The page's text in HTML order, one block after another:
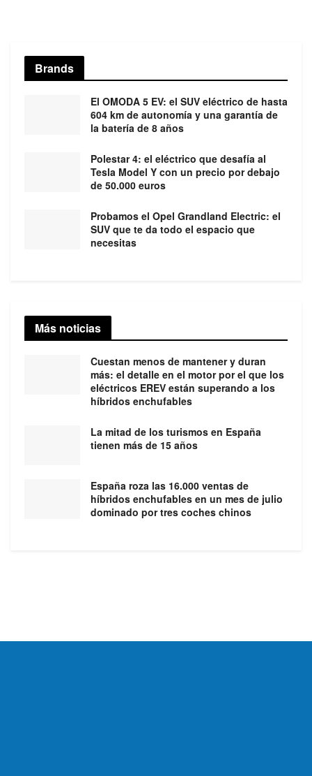
Brands
El OMODA 5 EV: el SUV eléctrico de hasta
604 km de autonomía y una garantía de
la batería de 8 años
Polestar 4: el eléctrico que desafía al
Tesla Model Y con un precio por debajo
de 50.000 euros
Probamos el Opel Grandland Electric: el
SUV que te da todo el espacio que
necesitas
Más noticias
Cuestan menos de mantener y duran
más: el detalle en el motor por el que los
eléctricos EREV están superando a los
híbridos enchufables
La mitad de los turismos en España
tienen más de 15 años
España roza las 16.000 ventas de
híbridos enchufables en un mes de julio
dominado por tres coches chinos